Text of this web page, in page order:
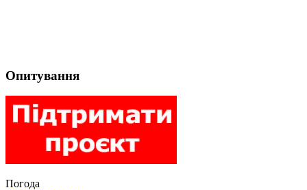
Опитування
Погода